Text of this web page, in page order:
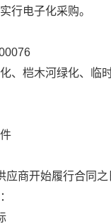
行电子化采购。
、桤木河绿化、临
商开始履行合同